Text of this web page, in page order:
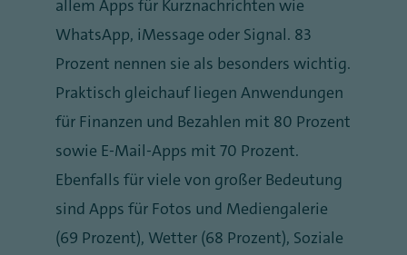
allem Apps für Kurznachrichten wie
WhatsApp, iMessage oder Signal. 83
Prozent nennen sie als besonders wichtig.
Praktisch gleichauf liegen Anwendungen
für Finanzen und Bezahlen mit 80 Prozent
sowie E-Mail-Apps mit 70 Prozent.
Ebenfalls für viele von großer Bedeutung
sind Apps für Fotos und Mediengalerie
(69 Prozent), Wetter (68 Prozent), Soziale